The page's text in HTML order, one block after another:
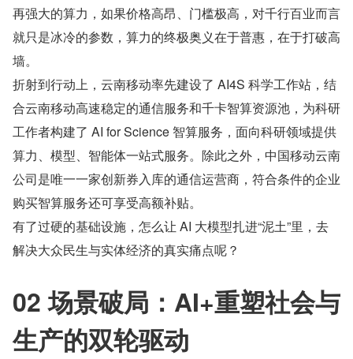
再强大的算力，如果价格高昂、门槛极高，对千行百业而言
就只是冰冷的参数，算力的终极奥义在于普惠，在于打破高
墙。
折射到行动上，云南移动率先建设了 AI4S 科学工作站，结
合云南移动高速稳定的通信服务和千卡智算资源池，为科研
工作者构建了 AI for Science 智算服务，面向科研领域提供
算力、模型、智能体一站式服务。除此之外，中国移动云南
公司是唯一一家创新券入库的通信运营商，符合条件的企业
购买智算服务还可享受高额补贴。
有了过硬的基础设施，怎么让 AI 大模型扎进“泥土”里，去
解决大众民生与实体经济的真实痛点呢？
02 场景破局：AI+重塑社会与
生产的双轮驱动